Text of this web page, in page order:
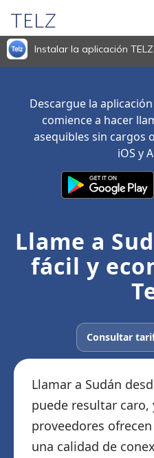
TELZ
Instalar la aplicación TELZ
Descargue la
comience a hacer
asequibles sin cargos
iOS y
Llame a
fácil y
Consultar
Llamar a Sudán
puede resultar caro,
proveedores
una calidad de